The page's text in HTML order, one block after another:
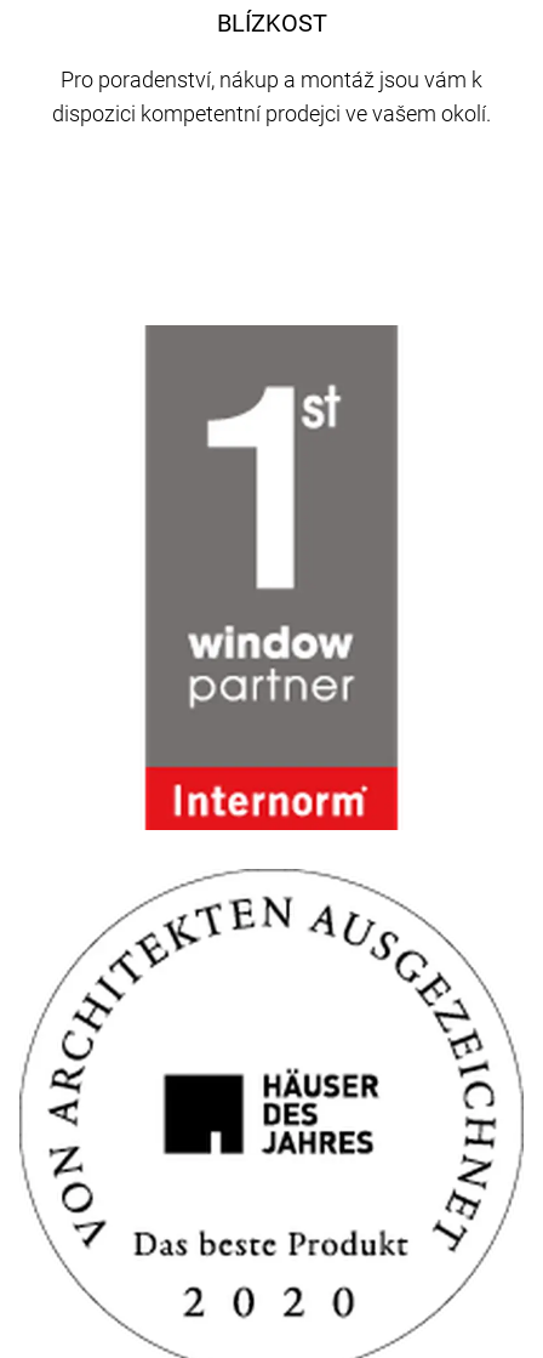
BLÍZKOST
Pro poradenství, nákup a montáž jsou vám k
dispozici kompetentní prodejci ve vašem okolí.